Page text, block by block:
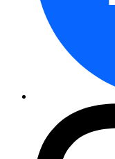
Blattdill Herkules